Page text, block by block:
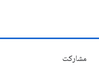
مشارکت